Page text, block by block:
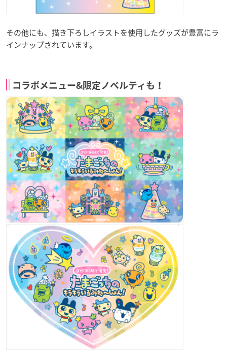
その他にも、描き下ろしイラストを使用したグッズが豊富にラ
インナップされています。
コラボメニュー&限定ノベルティも！